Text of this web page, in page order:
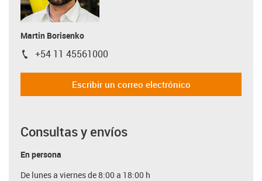
Martin Borisenko
igus-icon-phone
+54 11 45561000
Escribir un correo electrónico
Consultas y envíos
En persona
De lunes a viernes de 8:00 a 18:00 h